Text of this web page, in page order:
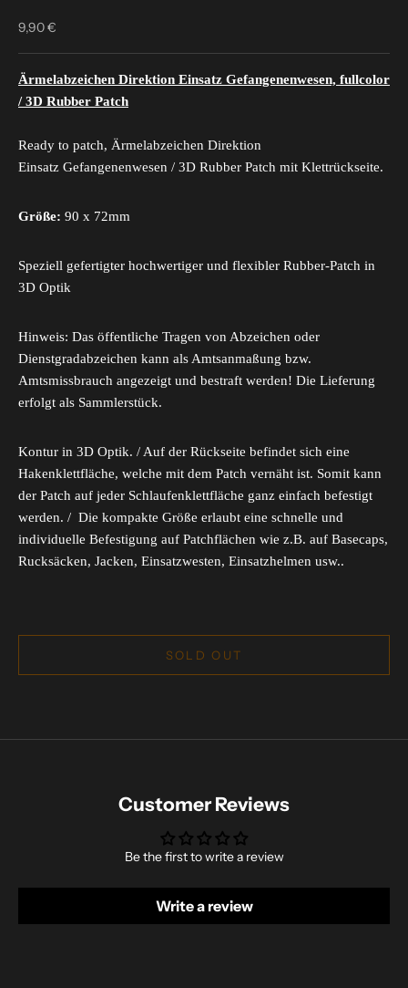
Sale price
9,90 €
Ärmelabzeichen Direktion Einsatz Gefangenenwesen, fullcolor
/ 3D Rubber Patch
Ready to patch, Ärmelabzeichen Direktion
Einsatz Gefangenenwesen / 3D Rubber Patch mit Klettrückseite.
Größe: 90 x 72mm
Speziell gefertigter hochwertiger und flexibler Rubber-Patch in
3D Optik
Hinweis: Das öffentliche Tragen von Abzeichen oder
Dienstgradabzeichen kann als Amtsanmaßung bzw.
Amtsmissbrauch angezeigt und bestraft werden! Die Lieferung
erfolgt als Sammlerstück.
Kontur in 3D Optik. / Auf der Rückseite befindet sich eine
Hakenklettfläche, welche mit dem Patch vernäht ist. Somit kann
der Patch auf jeder Schlaufenklettfläche ganz einfach befestigt
werden. / Die kompakte Größe erlaubt eine schnelle und
individuelle Befestigung auf Patchflächen wie z.B. auf Basecaps,
Rucksäcken, Jacken, Einsatzwesten, Einsatzhelmen usw..
SOLD OUT
Customer Reviews
Be the first to write a review
Write a review